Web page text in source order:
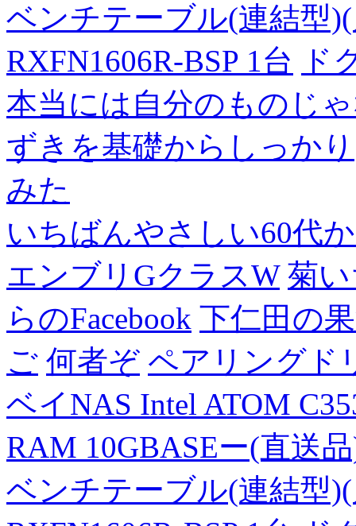
ベンチテーブル(連結型
RXFN1606R-BSP 1台
ド
本当には自分のものじ
ずきを基礎からしっかり
みた
いちばんやさしい60代
エンブリGクラスW 菊
らのFacebook 下仁田の
ご 何者ぞ ペアリングド
ベイNAS Intel ATOM
RAM 10GBASEー(直送
ベンチテーブル(連結型